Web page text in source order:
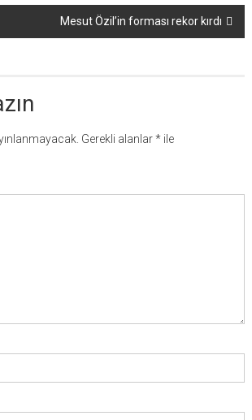
Mesut Özil’in forması rekor kırdı
Gerekli alanlar*ile